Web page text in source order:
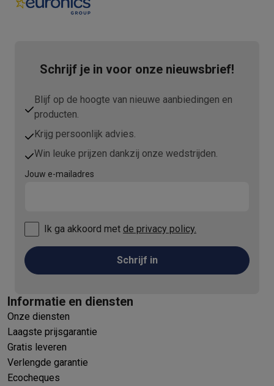
Schrijf je in voor onze nieuwsbrief!
Blijf op de hoogte van nieuwe aanbiedingen en
producten.
Krijg persoonlijk advies.
Win leuke prijzen dankzij onze wedstrijden.
Jouw e-mailadres
Ik ga akkoord met de privacy policy.
Schrijf in
Informatie en diensten
Onze diensten
Laagste prijsgarantie
Gratis leveren
Verlengde garantie
Ecocheques